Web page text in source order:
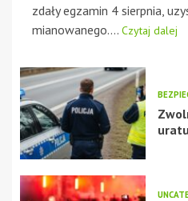
zdały egzamin 4 sierpnia,
mianowanego.... Czytaj dalej